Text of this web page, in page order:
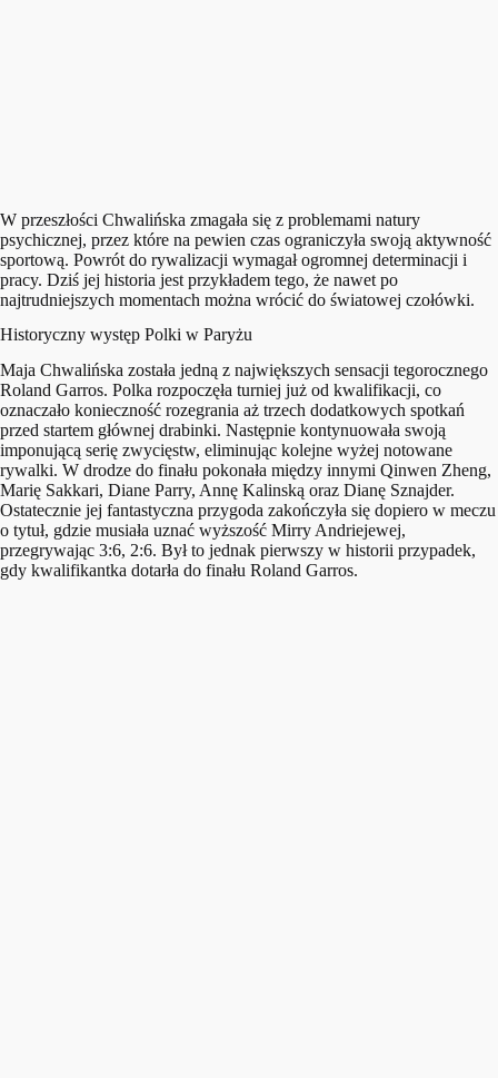
W przeszłości Chwalińska zmagała się z problemami natury
psychicznej, przez które na pewien czas ograniczyła swoją aktywność
sportową. Powrót do rywalizacji wymagał ogromnej determinacji i
pracy. Dziś jej historia jest przykładem tego, że nawet po
najtrudniejszych momentach można wrócić do światowej czołówki.
Historyczny występ Polki w Paryżu
Maja Chwalińska została jedną z największych sensacji tegorocznego
Roland Garros. Polka rozpoczęła turniej już od kwalifikacji, co
oznaczało konieczność rozegrania aż trzech dodatkowych spotkań
przed startem głównej drabinki. Następnie kontynuowała swoją
imponującą serię zwycięstw, eliminując kolejne wyżej notowane
rywalki. W drodze do finału pokonała między innymi Qinwen Zheng,
Marię Sakkari, Diane Parry, Annę Kalinską oraz Dianę Sznajder.
Ostatecznie jej fantastyczna przygoda zakończyła się dopiero w meczu
o tytuł, gdzie musiała uznać wyższość Mirry Andriejewej,
przegrywając 3:6, 2:6. Był to jednak pierwszy w historii przypadek,
gdy kwalifikantka dotarła do finału Roland Garros.